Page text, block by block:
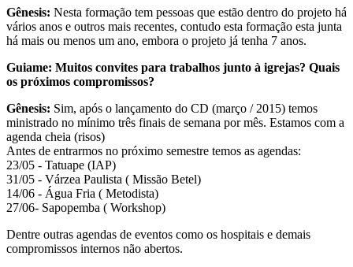
Gênesis: Nesta formação tem pessoas que estão dentro do projeto há
vários anos e outros mais recentes, contudo esta formação esta junta
há mais ou menos um ano, embora o projeto já tenha 7 anos.
Guiame: Muitos convites para trabalhos junto à igrejas? Quais
os próximos compromissos?
Gênesis: Sim, após o lançamento do CD (março / 2015) temos
ministrado no mínimo três finais de semana por mês. Estamos com a
agenda cheia (risos)
Antes de entrarmos no próximo semestre temos as agendas:
23/05 - Tatuape (IAP)
31/05 - Várzea Paulista ( Missão Betel)
14/06 - Água Fria ( Metodista)
27/06- Sapopemba ( Workshop)
Dentre outras agendas de eventos como os hospitais e demais
compromissos internos não abertos.